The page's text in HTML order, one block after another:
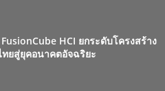
HCI ยกระดับโครงสร้าง
ยสู่ยุคอนาคตอัจฉริยะ